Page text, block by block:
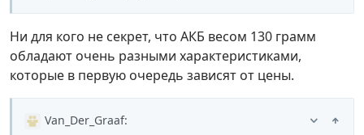
Ни для кого не секрет, что АКБ весом 130 грамм
обладают очень разными характеристиками,
которые в первую очередь зависят от цены.
Van_Der_Graaf: